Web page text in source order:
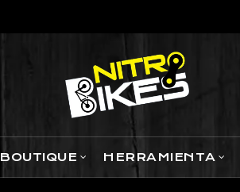
BOUTIQUE HERRAMIENTA